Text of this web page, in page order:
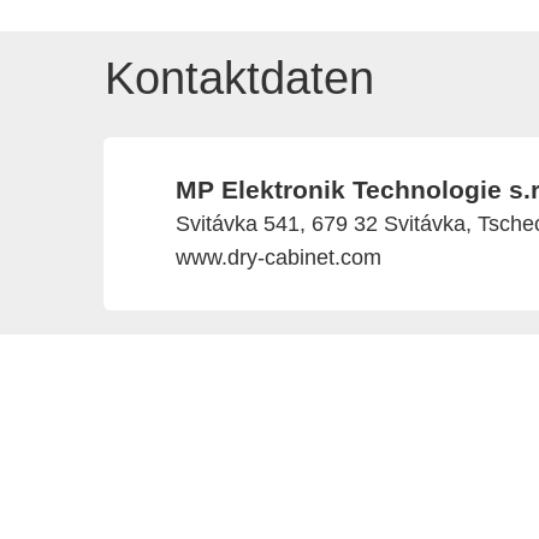
Kontaktdaten
MP Elektronik Technologie
Svitávka 541, 679 32 Svitávka,
www.dry-cabinet.com